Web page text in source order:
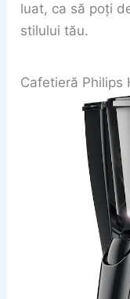
luat, ca să poți
stilului tău.
Cafetieră Philips